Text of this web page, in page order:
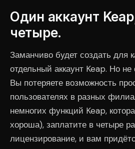
Один аккаунт
четыре.
Заманчиво будет создать для
отдельный аккаунт Keap. Но не
Вы потеряете возможность
пользователях в разных
немногих функций Keap,
хороша), заплатите в четыре
лицензирование, и вам